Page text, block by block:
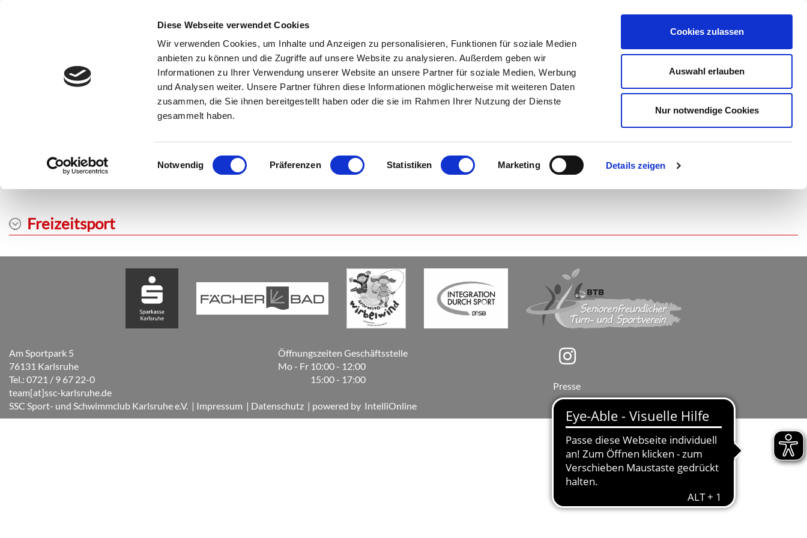
Diese Webseite verwendet Cookies
Wir verwenden Cookies, um Inhalte und Anzeigen zu personalisieren, Funktionen für soziale Medien
anbieten zu können und die Zugriffe auf unsere Website zu analysieren. Außerdem geben wir
Informationen zu Ihrer Verwendung unserer Website an unsere Partner für soziale Medien, Werbung
und Analysen weiter. Unsere Partner führen diese Informationen möglicherweise mit weiteren Daten
zusammen, die Sie ihnen bereitgestellt haben oder die sie im Rahmen Ihrer Nutzung der Dienste
gesammelt haben.
Einwilligungsauswahl
Notwendig Präferenzen Statistiken Marketing Details zeigen
Cookies zulassen
Auswahl erlauben
Nur notwendige Cookies
Verein Fitnessstudio Sportarten Online buchen Service
Ansprechpartner Trainingszeiten
Die Abteilung stellt sich vor
nachgehen. Im Einzel und beim Doppel ist Technik, Spielwitz ein gutes Auge aber auch Kondition gefragt; soll das Spiel gewonnen werden. Tischtennis wird beim SSC als Freizeitsport ohne
Verpflichtung zu Wettkampsport in Mannschaften angeboten.
Freizeitsport
Am Sportpark 5
76131 Karlsruhe
Tel.: 0721 / 9 67 22-0
team[at]ssc-karlsruhe.de
Öffnungszeiten Geschäftsstelle
Mo - Fr 10:00 - 12:00
15:00 - 17:00
Presse
SSC Sport- und Schwimmclub Karlsruhe e.V. | Impressum | Datenschutz | powered by IntelliOnline